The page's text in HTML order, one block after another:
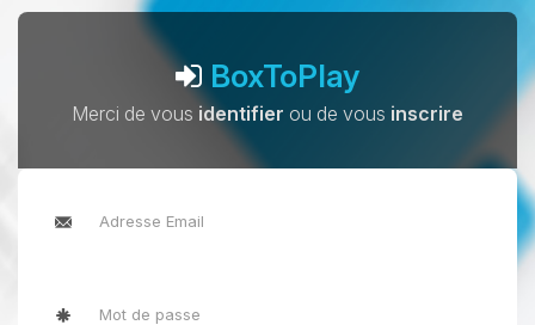
BoxToPlay
Merci de vous identifier ou de vous inscrire